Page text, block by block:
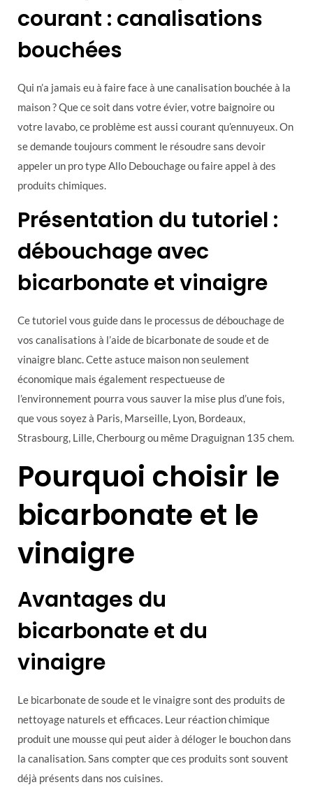
courant : canalisations
bouchées
Qui n’a jamais eu à faire face à une canalisation bouchée à la
maison ? Que ce soit dans votre évier, votre baignoire ou
votre lavabo, ce problème est aussi courant qu’ennuyeux. On
se demande toujours comment le résoudre sans devoir
appeler un pro type Allo Debouchage ou faire appel à des
produits chimiques.
Présentation du tutoriel :
débouchage avec
bicarbonate et vinaigre
Ce tutoriel vous guide dans le processus de débouchage de
vos canalisations à l’aide de bicarbonate de soude et de
vinaigre blanc. Cette astuce maison non seulement
économique mais également respectueuse de
l’environnement pourra vous sauver la mise plus d’une fois,
que vous soyez à Paris, Marseille, Lyon, Bordeaux,
Strasbourg, Lille, Cherbourg ou même Draguignan 135 chem.
Pourquoi choisir le
bicarbonate et le
vinaigre
Avantages du
bicarbonate et du
vinaigre
Le bicarbonate de soude et le vinaigre sont des produits de
nettoyage naturels et efficaces. Leur réaction chimique
produit une mousse qui peut aider à déloger le bouchon dans
la canalisation. Sans compter que ces produits sont souvent
déjà présents dans nos cuisines.